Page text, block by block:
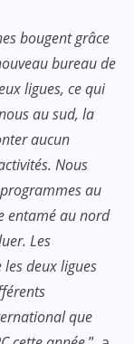
bougent grâce
bureau de
ligues, ce qui
au sud, la
aucun
Nous
au
entamé au nord
Les
les deux ligues
que